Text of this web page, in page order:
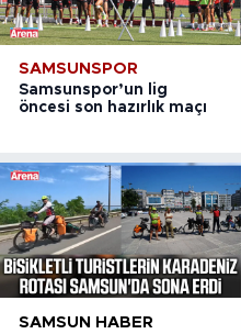
SAMSUNSPOR
Samsunspor’un lig
öncesi son hazırlık maçı
SAMSUN HABER